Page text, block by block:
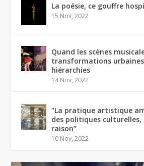
La poésie, ce gouffre
15 Nov, 2022
Quand les scènes
transformations
hiérarchies
14 Nov, 2022
“La pratique artistique
des politiques culturelles,
raison”
10 Nov, 2022